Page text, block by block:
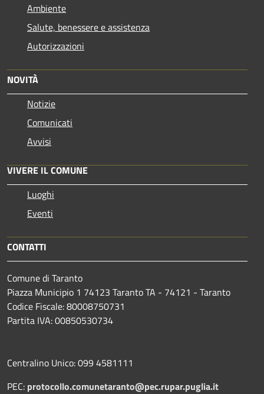
Ambiente
Salute, benessere e assistenza
Autorizzazioni
NOVITÀ
Notizie
Comunicati
Avvisi
VIVERE IL COMUNE
Luoghi
Eventi
CONTATTI
Comune di Taranto
Piazza Municipio 1 74123 Taranto TA - 74121 - Taranto
Codice Fiscale: 80008750731
Partita IVA: 00850530734
Centralino Unico: 099 4581111
PEC: protocollo.comunetaranto@pec.rupar.puglia.it